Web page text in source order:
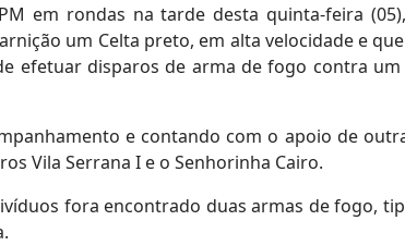
em rondas na tarde desta quinta-feira
um Celta preto, em alta velocidade e
efetuar disparos de arma de fogo contra
e contando com o apoio de
Vila Serrana I e o Senhorinha Cairo.
fora encontrado duas armas de fogo,